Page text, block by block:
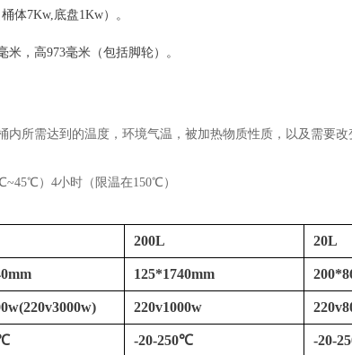
体7Kw,底盘1Kw）。
米，高973毫米（包括脚轮）。
内所需达到的温度，环境气温，被加热物质性质，以及需要改
）4小时（限温在150℃）
200L 20L
125*1740mm
220v1000w
-20-250℃ -20-